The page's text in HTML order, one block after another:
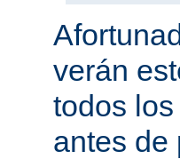
verán
todos
antes de